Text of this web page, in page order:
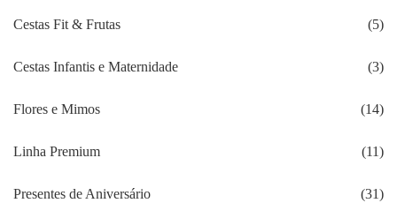
Cestas Fit & Frutas (5)
Cestas Infantis e Maternidade (3)
Flores e Mimos (14)
Linha Premium (11)
Presentes de Aniversário (31)